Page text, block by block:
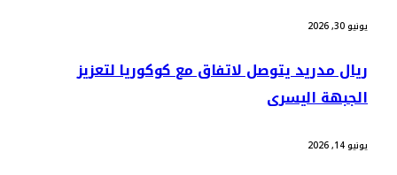
يونيو 30, 2026
ريال مدريد يتوصل لاتفاق مع كوكوريا لتعزيز
الجبهة اليسرى
يونيو 14, 2026